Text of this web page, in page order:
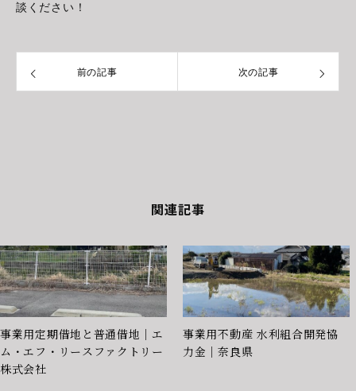
談ください！
前の記事 次の記事
関連記事
事業用定期借地と普通借地｜エ
ム・エフ・リースファクトリー
株式会社
事業用不動産 水利組合開発協
力金｜奈良県